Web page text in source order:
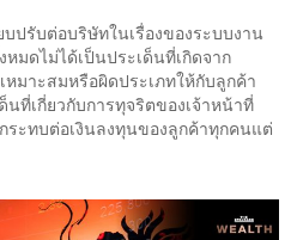
ปรับต่อบริษัทในเรื่องของระบบงาน
มดไม่ได้เป็นประเด็นที่เกิดจาก
มาะสมหรือผิดประเภทให้กับลูกค้า
นที่เกี่ยวกับการทุจริตของเจ้าหน้าที่
ะทบต่อเงินลงทุนของลูกค้าทุกคนแต่